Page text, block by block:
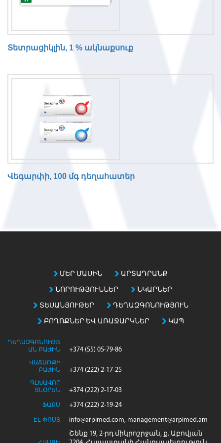
Տետրացիկլին, 1 % ակնաքսուք
Վեգարփի, 100 մգ դեղահատեր
ՄԵՐ ՄԱՍԻՆ ԱՐՏԱԴՐԱՆՔ
ՆՈՐՈՒԹՅՈՒՆՆԵՐ ՆԿԱՐՆԵՐ
ՏԵՍԱՆՅՈՒԹԵՐ ԴԵՂԱԶԳՈՆՈՒԹՅՈՒՆ
ԲՈՂՈՔՆԵՐ ԵՎ ԱՌԱՋԱՐԿՆԵՐ ԿԱՊ
ԴԵՂԱԶԳՈՆՈՒԹՅ
ԱՆ ԲԱԺԻՆ
+374 (55) 05-79-86
ՎԱՃԱՌՔԻ
ԲԱԺԻՆ
+374 (222) 2-17-25
ԳԼԽԱՎՈՐ
ՏՆՕՐԵՆ
+374 (222) 2-17-03
ՖԱՔՍ +374 (222) 2-19-24
ԷԼ-ՓՈՍՏ info@arpimed.com, management@arpimed.am
Շենք 19, 2-րդ միկրոշրջան, ք. Աբովյան